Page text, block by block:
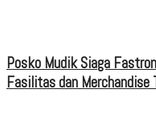
Posko Mudik Siaga
Fasilitas dan Merchandise